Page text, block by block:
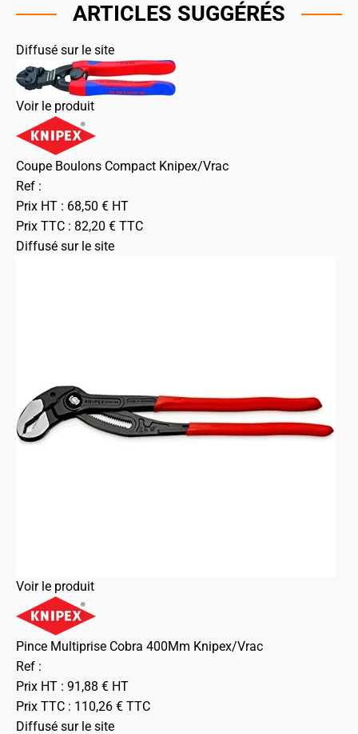
ARTICLES SUGGÉRÉS
Diffusé sur le site
Voir le produit
Coupe Boulons Compact Knipex/Vrac
Ref :
Prix HT : 68,50 € HT
Prix TTC : 82,20 € TTC
Diffusé sur le site
Voir le produit
Pince Multiprise Cobra 400Mm Knipex/Vrac
Ref :
Prix HT : 91,88 € HT
Prix TTC : 110,26 € TTC
Diffusé sur le site